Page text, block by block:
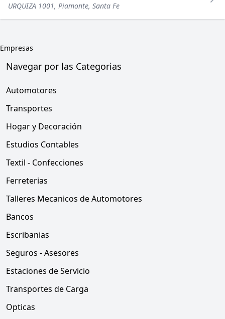
URQUIZA 1001, Piamonte, Santa Fe
Empresas
Navegar por las Categorias
Automotores
Transportes
Hogar y Decoración
Estudios Contables
Textil - Confecciones
Ferreterias
Talleres Mecanicos de Automotores
Bancos
Escribanias
Seguros - Asesores
Estaciones de Servicio
Transportes de Carga
Opticas